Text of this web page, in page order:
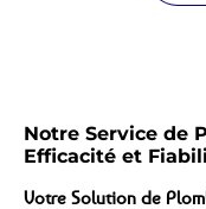
Notre Service de
Efficacité et
Votre Solution de